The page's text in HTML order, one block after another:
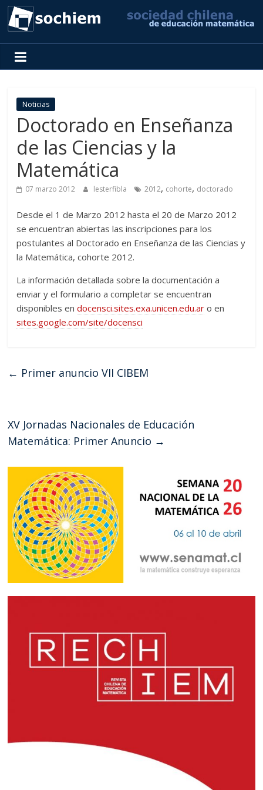
SOCHIEM
Sociedad
de
Educación
Matemática
Noticias
Doctorado en Enseñanza
de las Ciencias y la
Matemática
07 marzo 2012 lesterfibla 2012, cohorte, doctorado
Desde el 1 de Marzo 2012 hasta el 20 de Marzo 2012
se encuentran abiertas las inscripciones para los
postulantes al Doctorado en Enseñanza de las Ciencias y
la Matemática, cohorte 2012.
La información detallada sobre la documentación a
enviar y el formulario a completar se encuentran
disponibles endocensci.sites.exa.unicen.edu.ar o en
sites.google.com/site/docensci
← Primer anuncio VII CIBEM
XV Jornadas Nacionales de Educación
Matemática: Primer Anuncio →